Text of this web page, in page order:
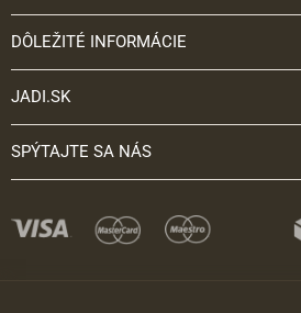
DÔLEŽITÉ INFORMÁCIE
JADI.SK
SPÝTAJTE SA NÁS